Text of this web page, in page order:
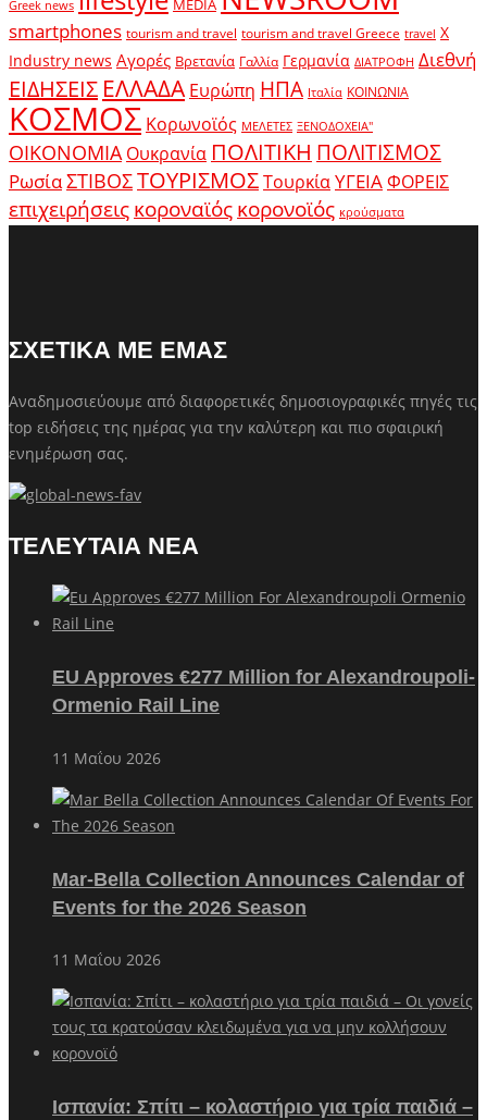
Greek news MEDIA
smartphones tourism and travel tourism and travel Greece travel X
Industry news Αγορές Βρετανία Γαλλία Γερμανία ΔΙΑΤΡΟΦΗ Διεθνή
ΕΙΔΗΣΕΙΣ ΕΛΛΑΔΑ Ευρώπη ΗΠΑ Ιταλία ΚΟΙΝΩΝΙΑ
ΚΟΣΜΟΣ Κορωνοϊός ΜΕΛΕΤΕΣ ΞΕΝΟΔΟΧΕΙΑ"
ΟΙΚΟΝΟΜΙΑ Ουκρανία ΠΟΛΙΤΙΚΗ ΠΟΛΙΤΙΣΜΟΣ
ΡωσίαΣΤΙΒΟΣΤΟΥΡΙΣΜΟΣΤουρκίαΥΓΕΙΑΦΟΡΕΙΣ
επιχειρήσειςκοροναϊόςκορονοϊός κρούσματα
ΣΧΕΤΙΚΑ ΜΕ ΕΜΑΣ
Αναδημοσιεύουμε από διαφορετικές δημοσιογραφικές πηγές τις
top ειδήσεις της ημέρας για την καλύτερη και πιο σφαιρική
ενημέρωση σας.
ΤΕΛΕΥΤΑΙΑ ΝΕΑ
EU Approves €277 Million for Alexandroupoli-
Ormenio Rail Line
11 Μαΐου 2026
Mar-Bella Collection Announces Calendar of
Events for the 2026 Season
11 Μαΐου 2026
Ισπανία: Σπίτι – κολαστήριο για τρία παιδιά –